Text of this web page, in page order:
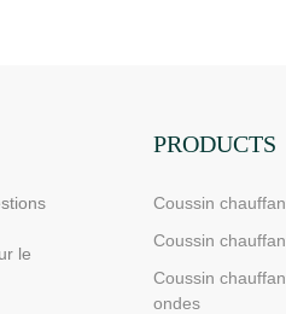
le
PRODUCTS
Coussin
Coussin
Coussin
ondes